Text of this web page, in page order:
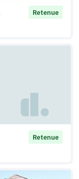
Retenue
Retenue